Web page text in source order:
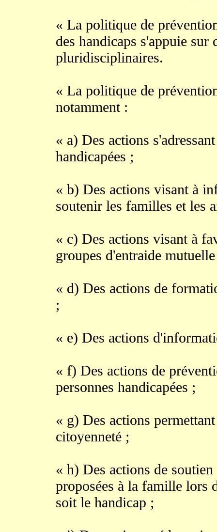
« La politique de
des handicaps s'appuie sur
pluridisciplinaires.
« La politique de
notamment :
« a) Des actions
handicapées ;
« b) Des actions visant à
soutenir les familles et les
« c) Des actions visant à
groupes d'entraide
« d) Des actions de
;
« e) Des actions
« f) Des actions de
personnes handicapées ;
« g) Des actions
citoyenneté ;
« h) Des actions de
proposées à la famille lors
soit le handicap ;